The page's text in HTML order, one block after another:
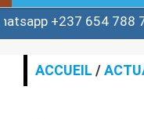
ACCUEIL
ACTUALITE
654 788 700 ou
ACCUEIL /